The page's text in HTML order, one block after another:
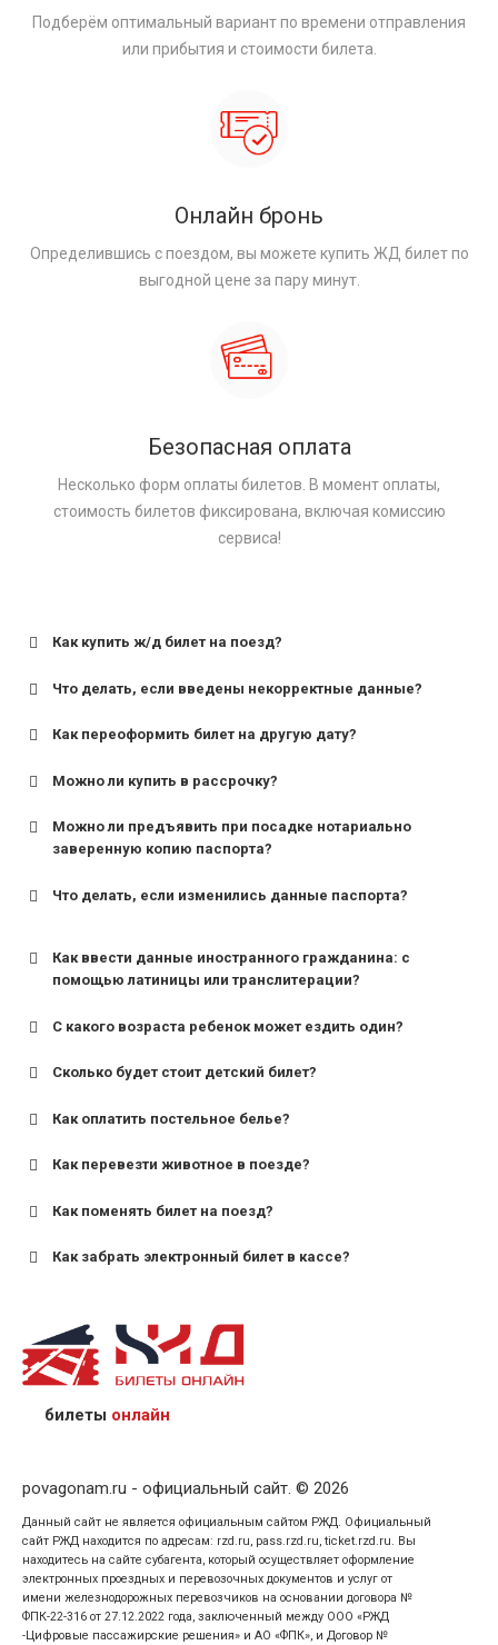
Подберём оптимальный вариант по времени отправления
или прибытия и стоимости билета.
Онлайн бронь
Определившись с поездом, вы можете купить ЖД билет по
выгодной цене за пару минут.
Безопасная оплата
Несколько форм оплаты билетов. В момент оплаты,
стоимость билетов фиксирована, включая комиссию
сервиса!
Как купить ж/д билет на поезд?
Что делать, если введены некорректные данные?
Как переоформить билет на другую дату?
Можно ли купить в рассрочку?
Можно ли предъявить при посадке нотариально
заверенную копию паспорта?
Что делать, если изменились данные паспорта?
Как ввести данные иностранного гражданина: с
помощью латиницы или транслитерации?
С какого возраста ребенок может ездить один?
для поездов дальнего следования — от 10 лет и
для пригородных поездов — от 7 лет.
Сколько будет стоит детский билет?
Как оплатить постельное белье?
Как перевезти животное в поезде?
Как поменять билет на поезд?
Как забрать электронный билет в кассе?
назвав кассиру 14-значный номер заказа;
предъявив удостоверение личности пассажира, на
кого оформлен билет.
билеты онлайн
povagonam.ru - официальный сайт. © 2026
Данный сайт не является официальным сайтом РЖД. Официальный
сайт РЖД находится по адресам: rzd.ru, pass.rzd.ru, ticket.rzd.ru. Вы
находитесь на сайте субагента, который осуществляет оформление
электронных проездных и перевозочных документов и услуг от
имени железнодорожных перевозчиков на основании договора №
ФПК-22-316 от 27.12.2022 года, заключенный между ООО «РЖД
-Цифровые пассажирские решения» и АО «ФПК», и Договор №